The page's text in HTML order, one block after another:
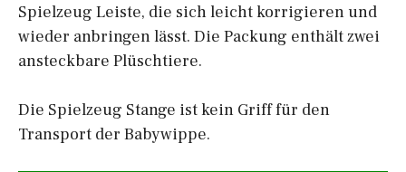
Spielzeug Leiste, die sich leicht korrigieren und
wieder anbringen lässt. Die Packung enthält zwei
ansteckbare Plüschtiere.
Die Spielzeug Stange ist kein Griff für den
Transport der Babywippe.